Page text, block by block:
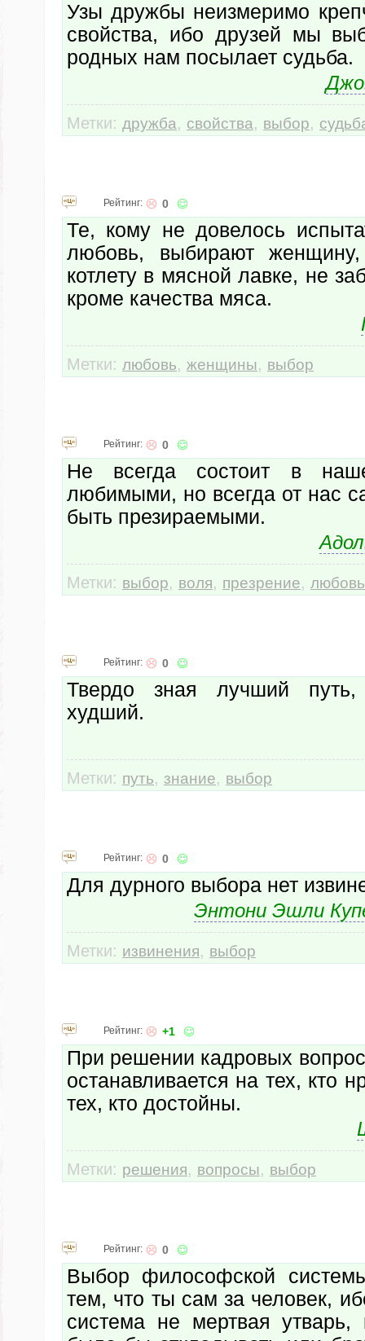
Узы дружбы неизмеримо
свойства, ибо друзей мы
родных нам посылает судьба.
Метки: дружба, свойства, выбор,
Рейтинг: 0
Те, кому не довелось
любовь, выбирают
котлету в мясной лавке, не
кроме качества мяса.
Метки: любовь, женщины, выбор
Рейтинг: 0
Не всегда состоит в
любимыми, но всегда от нас
быть презираемыми.
Метки: выбор, воля, презрение, любовь
Рейтинг: 0
Твердо зная лучший
худший.
Метки: путь, знание, выбор
Рейтинг: 0
Для дурного выбора нет
Энтони Эшли
Метки: извинения, выбор
Рейтинг: +1
При решении кадровых
останавливается на тех, кто
тех, кто достойны.
Метки: решения, вопросы, выбор
Рейтинг: 0
Выбор философской
тем, что ты сам за человек,
система не мертвая